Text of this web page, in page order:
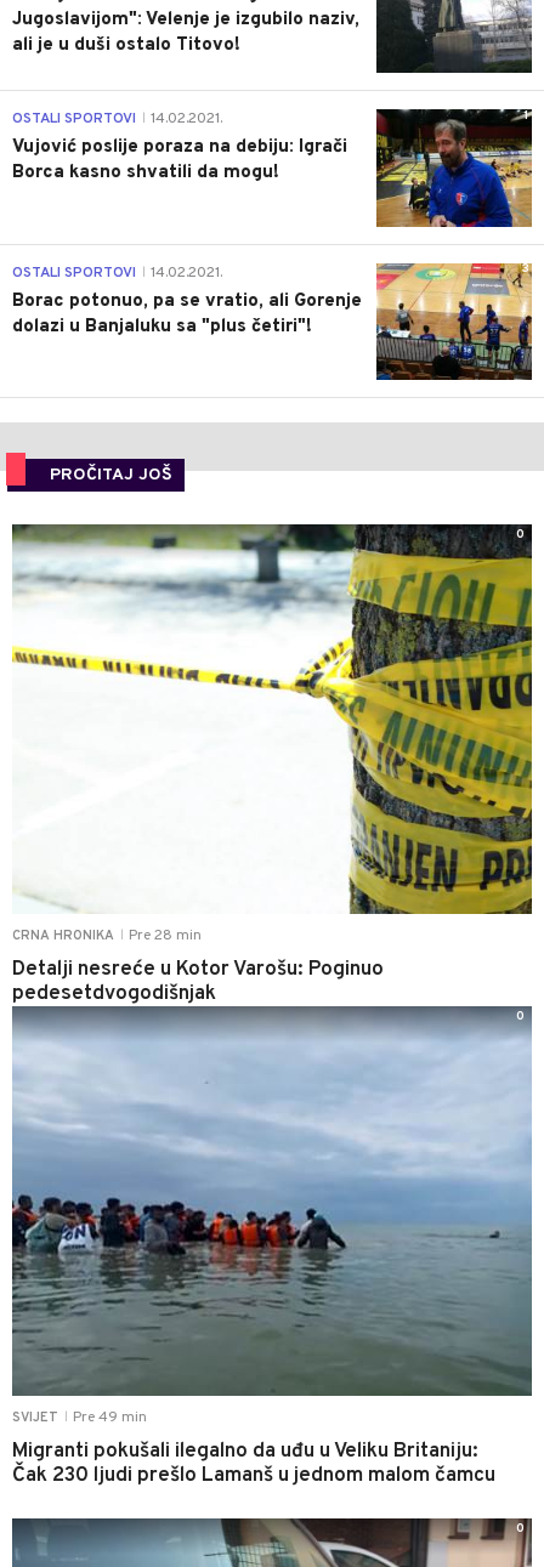
Jugoslavijom": Velenje je izgubilo naziv,
ali je u duši ostalo Titovo!
1
OSTALI SPORTOVI 14.02.2021.
Vujović poslije poraza na debiju: Igrači
Borca kasno shvatili da mogu!
3
OSTALI SPORTOVI 14.02.2021.
Borac potonuo, pa se vratio, ali Gorenje
dolazi u Banjaluku sa "plus četiri"!
PROČITAJ JOŠ
CRNA HRONIKA Pre 28 min
Detalji nesreće u Kotor Varošu: Poginuo
pedesetdvogodišnjak
0
SVIJET Pre 49 min
Migranti pokušali ilegalno da uđu u Veliku Britaniju:
Čak 230 ljudi prešlo Lamanš u jednom malom čamcu
0
0